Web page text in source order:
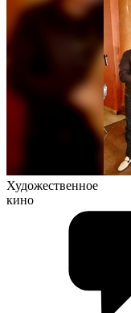
Художественное
кино